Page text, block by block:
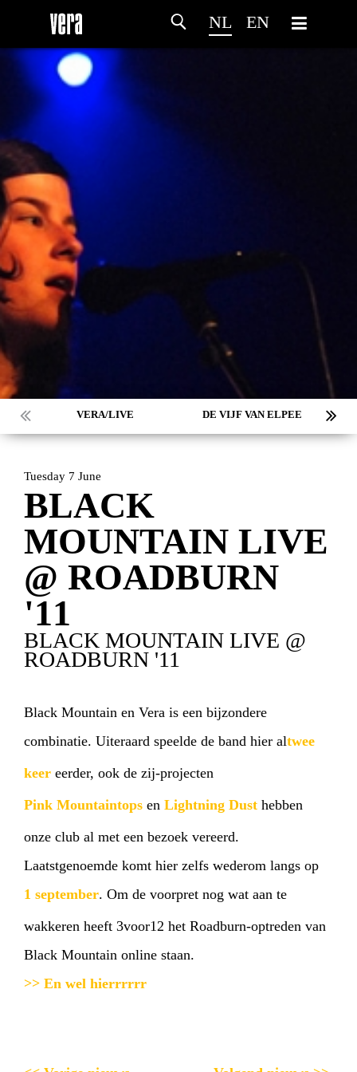
NL EN
HOMEPROGRAMMA
ARTDIVISIONFOTO’SNIEUWS
VERA/LIVE DE VIJF VAN ELPEE
Tuesday 7 June
BLACK
MOUNTAIN LIVE
@ ROADBURN
'11
BLACK MOUNTAIN LIVE @
ROADBURN '11
Black Mountain en Vera is een bijzondere
combinatie. Uiteraard speelde de band hier altwee
keer eerder, ook de zij-projecten
Pink Mountaintops en Lightning Dust hebben
onze club al met een bezoek vereerd.
Laatstgenoemde komt hier zelfs wederom langs op
1 september. Om de voorpret nog wat aan te
wakkeren heeft 3voor12 het Roadburn-optreden van
Black Mountain online staan.
>> En wel hierrrrrr